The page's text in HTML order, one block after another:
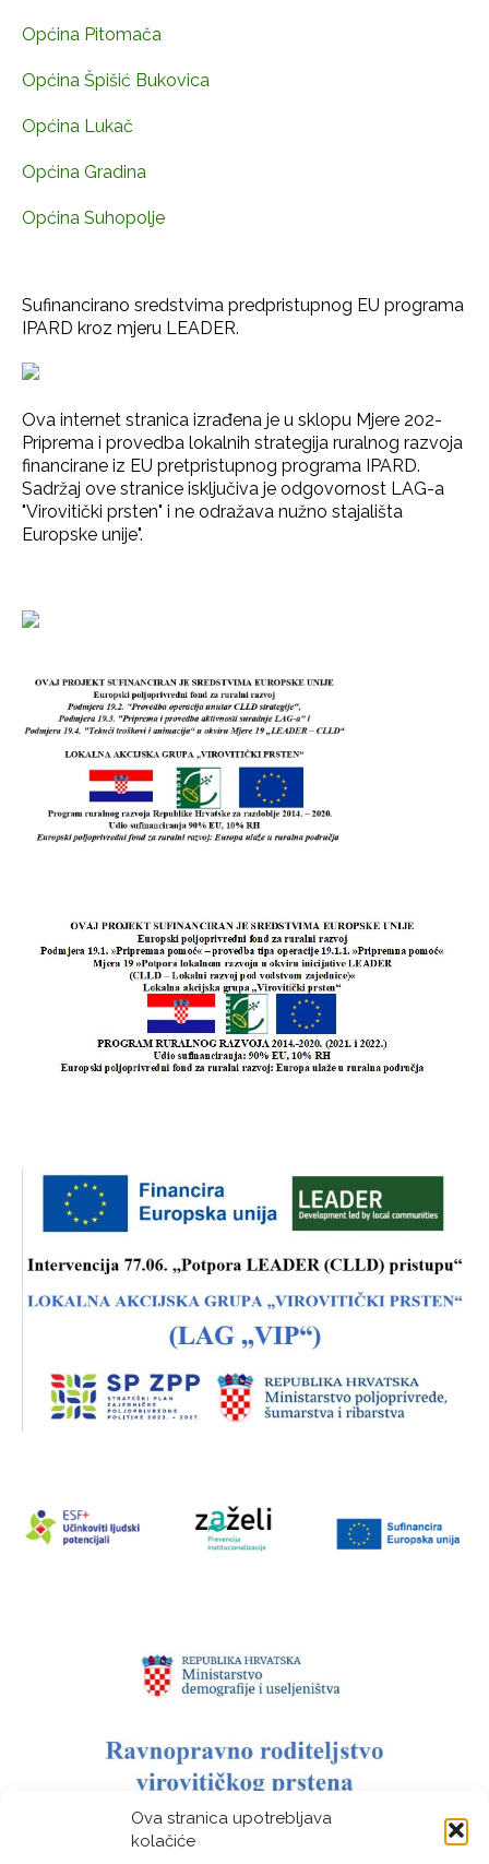
Ova stranica upotrebljava
kolačiće
Općina Pitomača
Općina Špišić Bukovica
Općina Lukač
Općina Gradina
Općina Suhopolje
Sufinancirano sredstvima predpristupnog EU programa
IPARD kroz mjeru LEADER.
Ova internet stranica izrađena je u sklopu Mjere 202-
Priprema i provedba lokalnih strategija ruralnog razvoja
financirane iz EU pretpristupnog programa IPARD.
Sadržaj ove stranice isključiva je odgovornost LAG-a
"Virovitički prsten" i ne odražava nužno stajališta
Europske unije".